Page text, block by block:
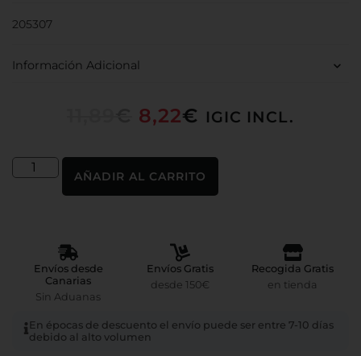
205307
Información Adicional
8,22€ IGIC INCL.
AÑADIR AL CARRITO
Envíos desde
Canarias
Sin Aduanas
Envíos Gratis
desde 150€
Recogida Gratis
en tienda
En épocas de descuento el envío puede ser entre 7-10 días
debido al alto volumen